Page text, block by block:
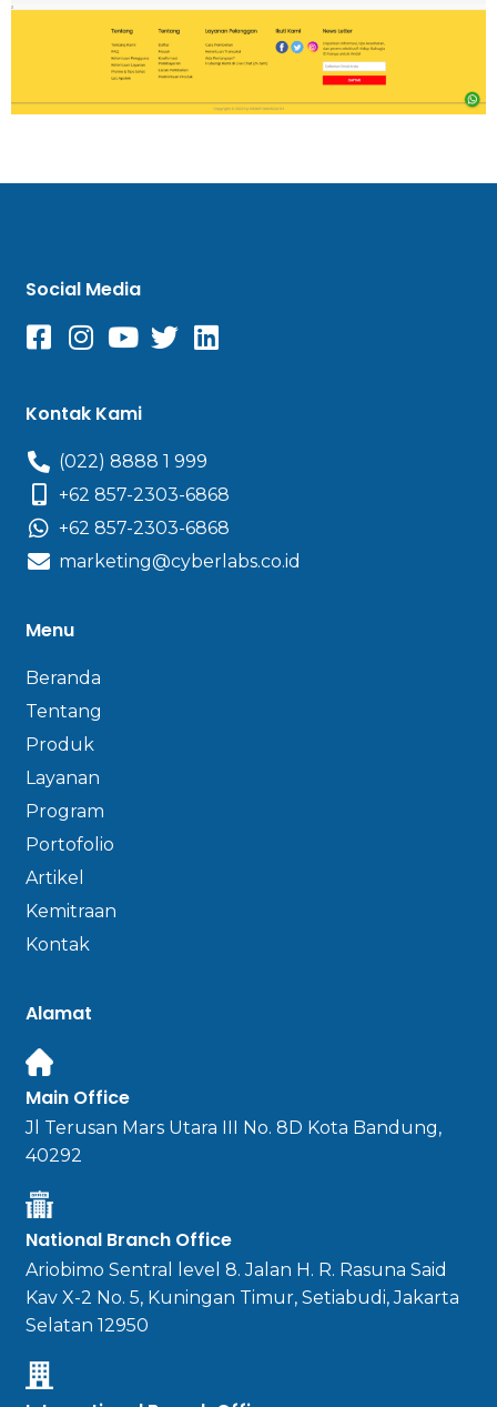
Social Media
Kontak Kami
(022) 8888 1 999
+62 857-2303-6868
+62 857-2303-6868
marketing@cyberlabs.co.id
Menu
Beranda
Tentang
Produk
Layanan
Program
Portofolio
Artikel
Kemitraan
Kontak
Alamat
Main Office
Jl Terusan Mars Utara III No. 8D Kota Bandung,
40292
National Branch Office
Ariobimo Sentral level 8. Jalan H. R. Rasuna Said
Kav X-2 No. 5, Kuningan Timur, Setiabudi, Jakarta
Selatan 12950